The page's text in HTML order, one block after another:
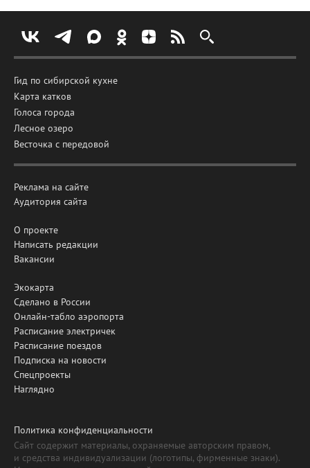
Гид по сибирской кухне
Карта катков
Голоса города
Лесное озеро
Весточка с передовой
Реклама на сайте
Аудитория сайта
О проекте
Написать редакции
Вакансии
Экокарта
Сделано в России
Онлайн-табло аэропорта
Расписание электричек
Расписание поездов
Подписка на новости
Спецпроекты
Наглядно
Политика конфиденциальности
Сайт содержит материалы, охраняемые авторским правом,
и средства индивидуализации (логотипы, фирменные знаки).